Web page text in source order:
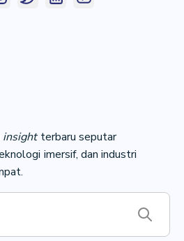
insightterbaru seputar
imersif, dan industri